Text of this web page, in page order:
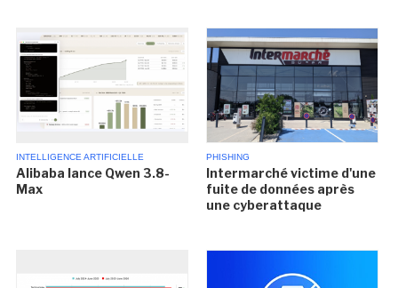
INTELLIGENCE ARTIFICIELLE
Alibaba lance Qwen 3.8-
Max
PHISHING
Intermarché victime d'une
fuite de données après
une cyberattaque